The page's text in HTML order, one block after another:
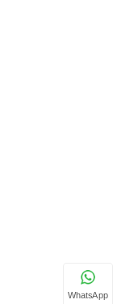
WhatsApp